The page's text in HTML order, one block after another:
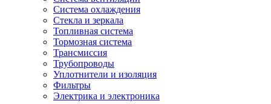
Система охлаждения
Стекла и зеркала
Топливная система
Тормозная система
Трансмиссия
Трубопроводы
Уплотнители и изоляция
Фильтры
Электрика и электроника